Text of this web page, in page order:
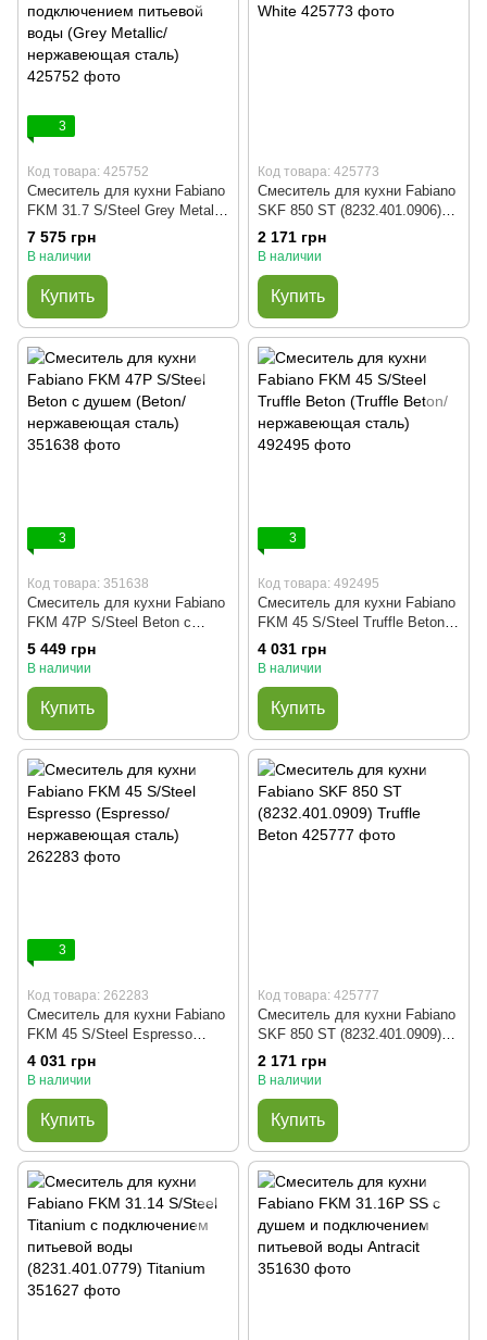
3
Код товара: 425752
Смеситель для кухни Fabiano
FKM 31.7 S/Steel Grey Metallic
с подключением питьевой
воды (Grey Metallic/
7 575 грн
В наличии
Купить
Код товара: 425773
Смеситель для кухни Fabiano
SKF 850 ST (8232.401.0906)
Alpine White
2 171 грн
В наличии
Купить
3
Код товара: 351638
Смеситель для кухни Fabiano
FKM 47P S/Steel Beton с
душем (Beton/нержавеющая
сталь)
5 449 грн
В наличии
Купить
3
Код товара: 492495
Смеситель для кухни Fabiano
FKM 45 S/Steel Truffle Beton
(Truffle Beton/нержавеющая
сталь)
4 031 грн
В наличии
Купить
3
Код товара: 262283
Смеситель для кухни Fabiano
FKM 45 S/Steel Espresso
(Espresso/нержавеющая
сталь)
4 031 грн
В наличии
Купить
Код товара: 425777
Смеситель для кухни Fabiano
SKF 850 ST (8232.401.0909)
Truffle Beton
2 171 грн
В наличии
Купить